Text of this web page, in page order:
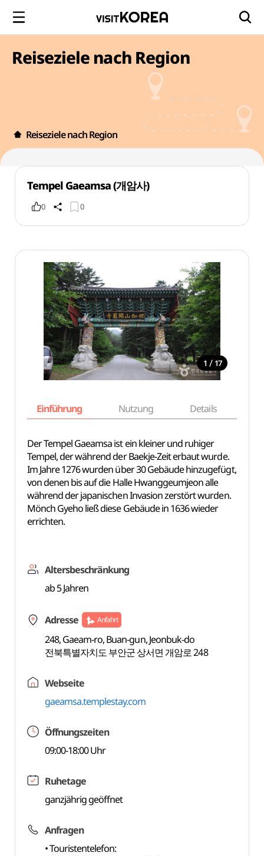
Reiseziele nach Region
Reiseziele nach Region
Tempel Gaeamsa (개암사)
0 0
1 / 17
Einführung Nutzung Details
Der Tempel Gaeamsa ist ein kleiner und ruhiger
Tempel, der während der Baekje-Zeit erbaut wurde.
Im Jahre 1276 wurden über 30 Gebäude hinzugefügt,
von denen bis auf die Halle Hwanggeumjeon alle
während der japanischen Invasion zerstört wurden.
Mönch Gyeho ließ diese Gebäude in 1636 wieder
errichten.
Altersbeschränkung
ab 5 Jahren
Adresse Anfahrt
248, Gaeam-ro, Buan-gun, Jeonbuk-do
전북특별자치도 부안군 상서면 개암로 248
Webseite
gaeamsa.templestay.com
Öffnungszeiten
09:00-18:00 Uhr
Ruhetage
ganzjährig geöffnet
Anfragen
• Touristentelefon: